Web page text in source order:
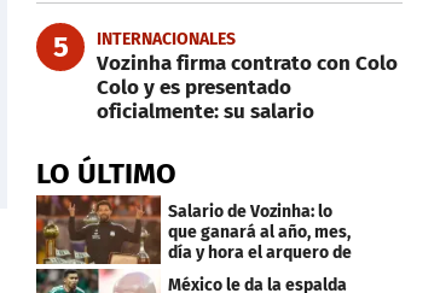
5 INTERNACIONALES
Vozinha firma contrato con Colo
Colo y es presentado
oficialmente: su salario
LO ÚLTIMO
Salario de Vozinha: lo
que ganará al año, mes,
día y hora el arquero de
Cabo Verde
México le da la espalda